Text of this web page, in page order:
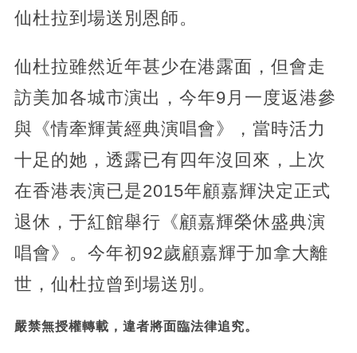
仙杜拉到場送別恩師。
仙杜拉雖然近年甚少在港露面，但會走
訪美加各城市演出，今年9月一度返港參
與《情牽輝黃經典演唱會》，當時活力
十足的她，透露已有四年沒回來，上次
在香港表演已是2015年顧嘉輝決定正式
退休，于紅館舉行《顧嘉輝榮休盛典演
唱會》。今年初92歲顧嘉輝于加拿大離
世，仙杜拉曾到場送別。
嚴禁無授權轉載，違者將面臨法律追究。